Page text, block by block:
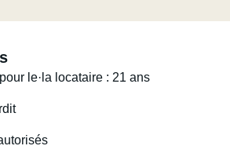
le·la locataire : 21 ans